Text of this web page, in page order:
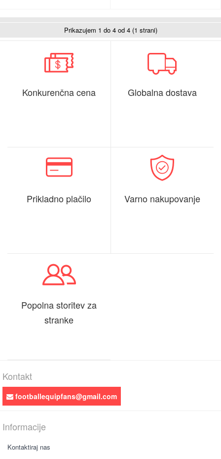
Prikazujem 1 do 4 od 4 (1 strani)
Konkurenčna cena Globalna dostava
Prikladno plačilo Varno nakupovanje
Popolna storitev za
stranke
Kontakt
footballequipfans@gmail.com
Informacije
Kontaktiraj nas